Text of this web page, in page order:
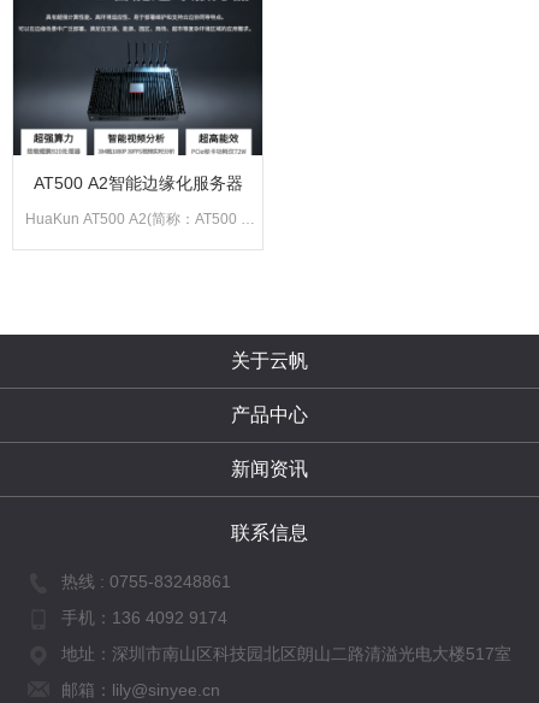
半长PCIe标卡，支持896路高清视频
实时
AT500 A2智能边缘化服务器
HuaKun AT500 A2(简称：AT500 A
2)智能小站是面向边缘应用的产品，
关于云帆
产品中心
新闻资讯
联系信息
热线 : 0755-83248861
手机： 136 4092 9174
地址：深圳市南山区科技园北区朗山二路清溢光电大楼517室
邮箱：lily@sinyee.cn